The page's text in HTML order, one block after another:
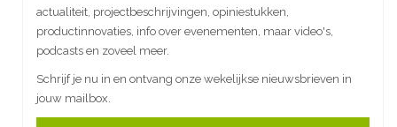
actualiteit, projectbeschrijvingen, opiniestukken,
productinnovaties, info over evenementen, maar video's,
podcasts en zoveel meer.
Schrijf je nu in en ontvang onze wekelijkse nieuwsbrieven in
jouw mailbox.